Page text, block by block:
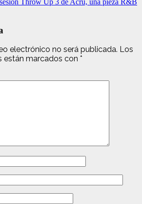
Throw Up 3 de Acru, una pieza R&B
electrónico no será publicada. Los
marcados con *